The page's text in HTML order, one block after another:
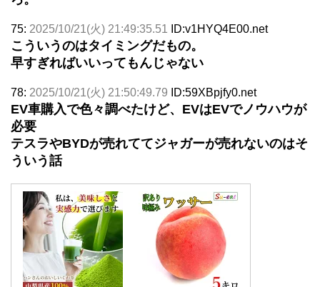
75: 2025/10/21(火) 21:49:35.51 ID:v1HYQ4E00.net
こういうのはタイミングだもの。
早すぎればいいってもんじゃない
78: 2025/10/21(火) 21:50:49.79 ID:59XBpjfy0.net
EV車購入で色々調べたけど、EVはEVでノウハウが
必要
テスラやBYDが売れててジャガーが売れないのはそ
ういう話